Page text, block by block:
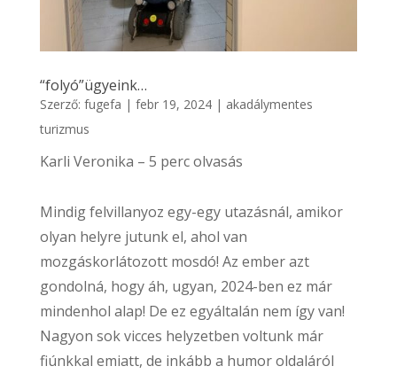
“folyó”ügyeink…
Szerző: fugefa | febr 19, 2024| akadálymentes
turizmus
Karli Veronika – 5 perc olvasás
Mindig felvillanyoz egy-egy utazásnál, amikor
olyan helyre jutunk el, ahol van
mozgáskorlátozott mosdó! Az ember azt
gondolná, hogy áh, ugyan, 2024-ben ez már
mindenhol alap! De ez egyáltalán nem így van!
Nagyon sok vicces helyzetben voltunk már
fiúnkkal emiatt, de inkább a humor oldaláról